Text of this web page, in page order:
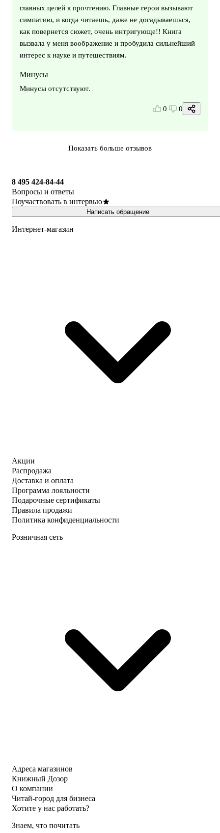
главных целей к прочтению. Главные герои вызывают
симпатию, и когда читаешь, даже не догадываешься,
как повернется сюжет, очень интригующе!! Книга
вызвала у меня воображение и пробудила сильнейший
интерес к науке и путешествиям.
Минусы
Минусы отсутствуют.
0 0
Показать больше отзывов
8 495 424-84-44
Вопросы и ответы
Поучаствовать в интервью
Написать обращение
Интернет-магазин
Акции
Распродажа
Доставка и оплата
Программа лояльности
Подарочные сертификаты
Правила продажи
Политика конфиденциальности
Розничная сеть
Адреса магазинов
Книжный Дозор
О компании
Читай-город для бизнеса
Хотите у нас работать?
Знаем, что почитать